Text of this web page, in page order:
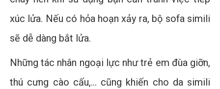
xúc lửa. Nếu có hỏa hoạn xảy ra, bộ sofa simili
sẽ dễ dàng bắt lửa.
Những tác nhân ngoại lực như trẻ em đùa giỡn,
thú cưng cào cấu,… cũng khiến cho da simili